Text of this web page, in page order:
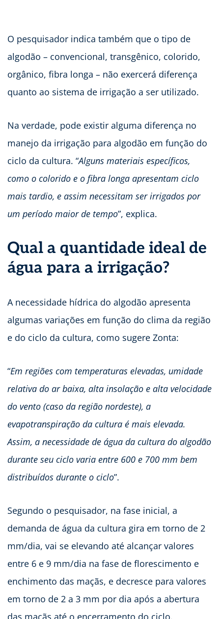
O pesquisador indica também que o tipo de
algodão – convencional, transgênico, colorido,
orgânico, fibra longa – não exercerá diferença
quanto ao sistema de irrigação a ser utilizado.
Na verdade, pode existir alguma diferença no
manejo da irrigação para algodão em função do
ciclo da cultura. “Alguns materiais específicos,
como o colorido e o fibra longa apresentam ciclo
mais tardio, e assim necessitam ser irrigados por
um período maior de tempo”, explica.
Qual a quantidade ideal de
água para a irrigação?
A necessidade hídrica do algodão apresenta
algumas variações em função do clima da região
e do ciclo da cultura, como sugere Zonta:
“Em regiões com temperaturas elevadas, umidade
relativa do ar baixa, alta insolação e alta velocidade
do vento (caso da região nordeste), a
evapotranspiração da cultura é mais elevada.
Assim, a necessidade de água da cultura do algodão
durante seu ciclo varia entre 600 e 700 mm bem
distribuídos durante o ciclo”.
Segundo o pesquisador, na fase inicial, a
demanda de água da cultura gira em torno de 2
mm/dia, vai se elevando até alcançar valores
entre 6 e 9 mm/dia na fase de florescimento e
enchimento das maçãs, e decresce para valores
em torno de 2 a 3 mm por dia após a abertura
das maçãs até o encerramento do ciclo.